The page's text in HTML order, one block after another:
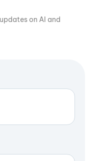
on AI and